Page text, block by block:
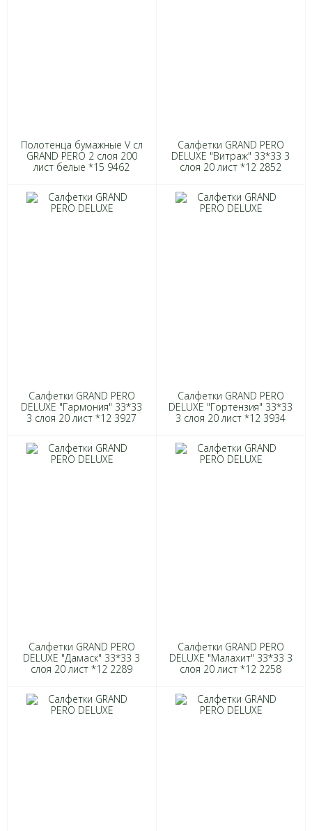
Полотенца бумажные V сл
GRAND PERO 2 слоя 200
лист белые *15 9462
Салфетки GRAND PERO
DELUXE "Витраж" 33*33 3
слоя 20 лист *12 2852
Салфетки GRAND PERO
DELUXE "Гармония" 33*33
3 слоя 20 лист *12 3927
Салфетки GRAND PERO
DELUXE "Гортензия" 33*33
3 слоя 20 лист *12 3934
Салфетки GRAND PERO
DELUXE "Дамаск" 33*33 3
слоя 20 лист *12 2289
Салфетки GRAND PERO
DELUXE "Малахит" 33*33 3
слоя 20 лист *12 2258